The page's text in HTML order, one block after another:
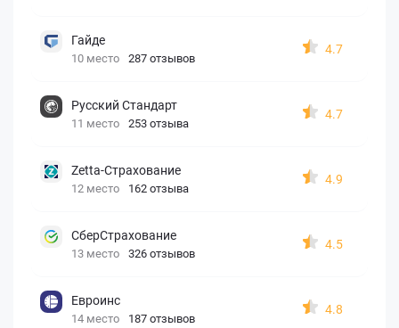
Гайде
10 место 287 отзывов
4.7
Русский Стандарт
11 место 253 отзыва
4.7
Zetta-Страхование
12 место 162 отзыва
4.9
СберСтрахование
13 место 326 отзывов
4.5
Евроинс
14 место 187 отзывов
4.8